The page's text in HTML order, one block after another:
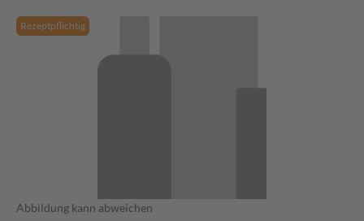
Rezeptpflichtig
Abbildung kann abweichen